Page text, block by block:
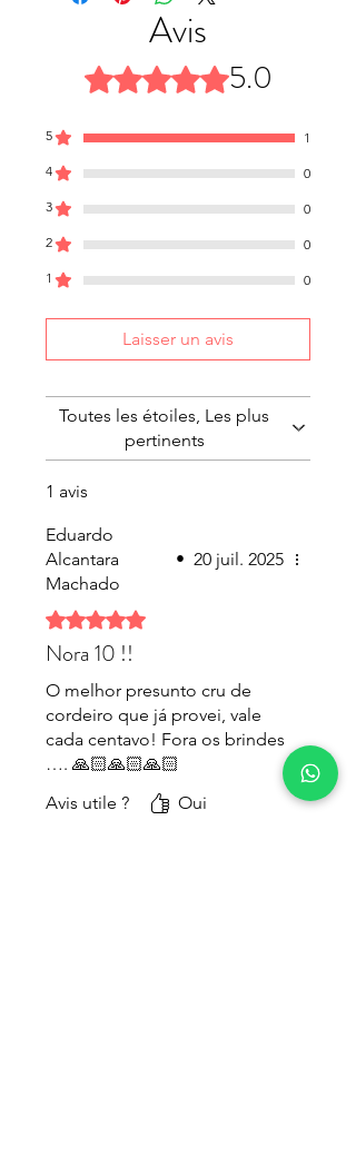
Não acompanha faca
Avis
Noté 5 sur 5. 5.0
5
1
4
0
3
0
2
0
1
0
Laisser un avis
Toutes les étoiles, Les plus
pertinents
1 avis
Eduardo
Alcantara
Machado
• 20 juil. 2025
Noté 5 sur 5.
Nora 10 !!
O melhor presunto cru de
cordeiro que já provei, vale
cada centavo! Fora os brindes
…. 🙏🏻🙏🏻🙏🏻
Avis utile ?
Oui